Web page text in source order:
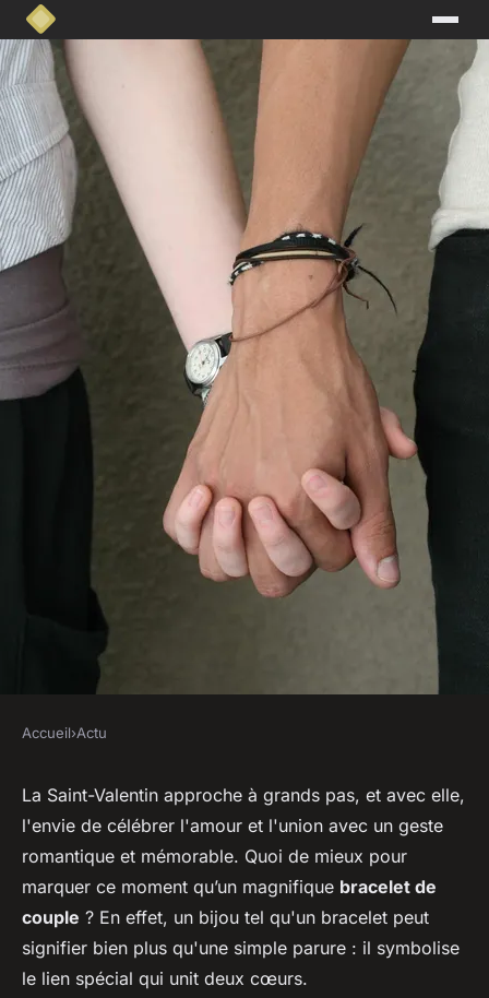
Quelles sont les meilleures
matières pour un bracelet de
couple pour la Saint-Valentin
?
sébastien •14 janvier 2024•2 min de lecture
Accueil›Actu
La Saint-Valentin approche à grands pas, et avec elle,
l'envie de célébrer l'amour et l'union avec un geste
romantique et mémorable. Quoi de mieux pour
marquer ce moment qu’un magnifique bracelet de
couple ? En effet, un bijou tel qu'un bracelet peut
signifier bien plus qu'une simple parure : il symbolise
le lien spécial qui unit deux cœurs.